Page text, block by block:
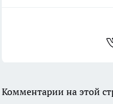
Комментарии на этой